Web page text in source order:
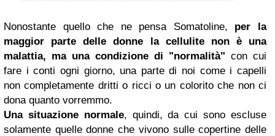
Nonostante quello che ne pensa Somatoline, per la
maggior parte delle donne la cellulite non è una
malattia, ma una condizione di "normalità" con cui
fare i conti ogni giorno, una parte di noi come i capelli
non completamente dritti o ricci o un colorito che non ci
dona quanto vorremmo.
Una situazione normale, quindi, da cui sono escluse
solamente quelle donne che vivono sulle copertine delle